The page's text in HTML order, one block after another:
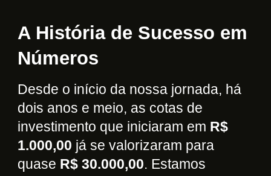
A História de Sucesso em
Números
Desde o início da nossa jornada, há
dois anos e meio, as cotas de
investimento que iniciaram em R$
1.000,00 já se valorizaram para
quase R$ 30.000,00. Estamos